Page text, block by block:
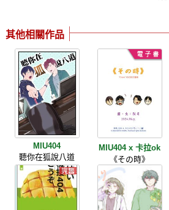
其他相關作品
MIU404
聽你在狐說八道
MIU404 x 卡拉ok
《その時》